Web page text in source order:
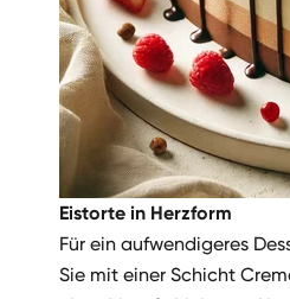
Eistorte in Herzform
Für ein aufwendigeres
Sie mit einer Schicht